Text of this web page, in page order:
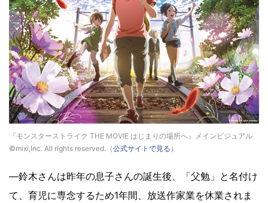
『モンスターストライク THE MOVIE はじまりの場所へ』メインビジュアル
©mixi,Inc. All rights reserved.（公式サイトで見る ）
―鈴木さんは昨年の息子さんの誕生後、「父勉」と名付け
て、育児に専念するため1年間、放送作家業を休業されま